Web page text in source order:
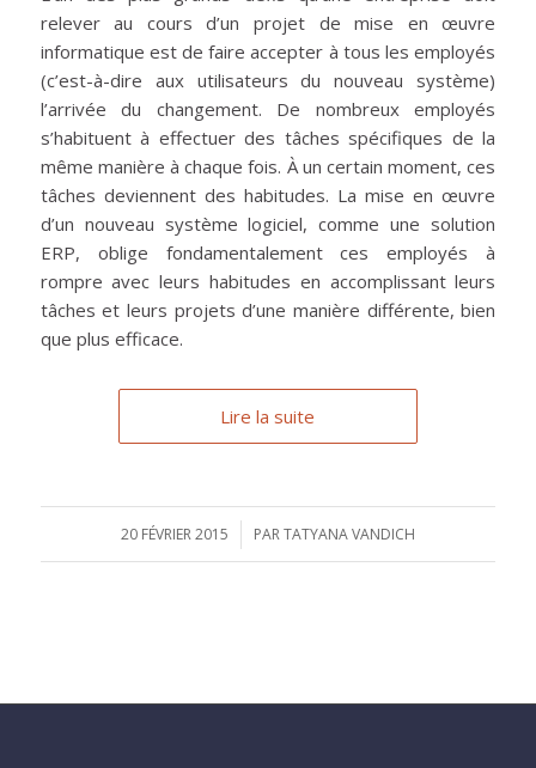
relever au cours d’un projet de mise en œuvre
informatique est de faire accepter à tous les employés
(c’est-à-dire aux utilisateurs du nouveau système)
l’arrivée du changement. De nombreux employés
s’habituent à effectuer des tâches spécifiques de la
même manière à chaque fois. À un certain moment, ces
tâches deviennent des habitudes. La mise en œuvre
d’un nouveau système logiciel, comme une solution
ERP, oblige fondamentalement ces employés à
rompre avec leurs habitudes en accomplissant leurs
tâches et leurs projets d’une manière différente, bien
que plus efficace.
Lire la suite
20 FÉVRIER 2015
/ PARTATYANA VANDICH